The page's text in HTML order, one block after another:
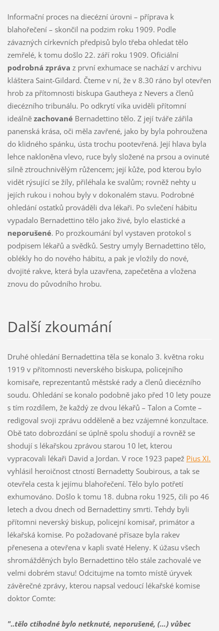
Informační proces na diecézní úrovni – příprava k
blahořečení – skončil na podzim roku 1909. Podle
závazných církevních předpisů bylo třeba ohledat tělo
zemřelé, k tomu došlo 22. září roku 1909. Oficiální
podrobná zpráva z první exhumace se nachází v archivu
kláštera Saint-Gildard. Čteme v ní, že v 8.30 ráno byl otevřen
hrob za přítomnosti biskupa Gautheya z Nevers a členů
diecézního tribunálu. Po odkrytí víka uviděli přítomní
ideálně zachovanéBernadettino tělo. Z její tváře zářila
panenská krása, oči měla zavřené, jako by byla pohroužena
do klidného spánku, ústa trochu pootevřená. Její hlava byla
lehce nakloněna vlevo, ruce byly složené na prsou a ovinuté
silně ztrouchnivělým růžencem; její kůže, pod kterou bylo
vidět rýsující se žíly, přiléhala ke svalům; rovněž nehty u
jejích rukou i nohou byly v dokonalém stavu. Podrobné
ohledání ostatků prováděli dva lékaři. Po svlečení hábitu
vypadalo Bernadettino tělo jako živé, bylo elastické a
neporušené. Po prozkoumání byl vystaven protokol s
podpisem lékařů a svědků. Sestry umyly Bernadettino tělo,
oblékly ho do nového hábitu, a pak je vložily do nové,
dvojité rakve, která byla uzavřena, zapečetěna a vložena
znovu do původního hrobu.
Další zkoumání
Druhé ohledání Bernadettina těla se konalo 3. května roku
1919 v přítomnosti neverského biskupa, policejního
komisaře, reprezentantů městské rady a členů diecézního
soudu. Ohledání se konalo podobně jako před 10 lety pouze
s tím rozdílem, že každý ze dvou lékařů – Talon a Comte –
redigoval svoji zprávu odděleně a bez vzájemné konzultace.
Obě tato dobrozdání se úplně spolu shodují a rovněž se
shodují s lékařskou zprávou starou 10 let, kterou
vypracovali lékaři David a Jordan. V roce 1923 papež Pius XI.
vyhlásil heroičnost ctností Bernadetty Soubirous, a tak se
otevřela cesta k jejímu blahořečení. Tělo bylo potřetí
exhumováno. Došlo k tomu 18. dubna roku 1925, čili po 46
letech a dvou dnech od Bernadettiny smrti. Tehdy byli
přítomni neverský biskup, policejní komisař, primátor a
lékařská komise. Po požadované přísaze byla rakev
přenesena a otevřena v kapli svaté Heleny. K úžasu všech
shromážděných bylo Bernadettino tělo stále zachovalé ve
velmi dobrém stavu! Odcitujme na tomto místě úryvek
závěrečné zprávy, kterou napsal vedoucí lékařské komise
doktor Comte:
"..tělo ctihodné bylo netknuté, neporušené, (…) vůbec